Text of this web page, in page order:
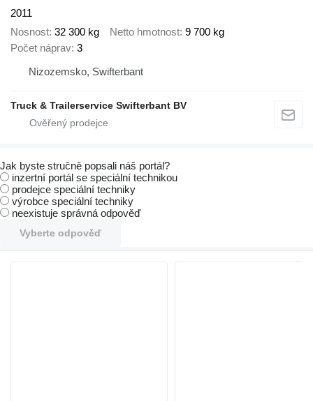
2011
Nosnost 32 300 kg Netto hmotnost 9 700 kg
Počet náprav 3
Nizozemsko, Swifterbant
Truck & Trailerservice Swifterbant BV
Jak byste stručně popsali náš portál?
inzertní portál se speciální technikou
prodejce speciální techniky
výrobce speciální techniky
neexistuje správná odpověď
Vyberte odpověď